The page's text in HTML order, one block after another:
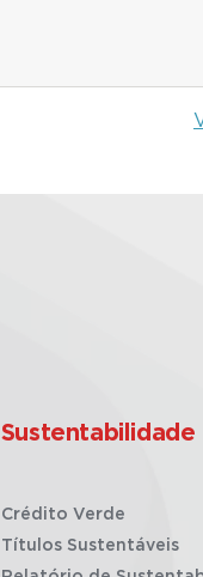
Sustentabilidade
Crédito Verde
Títulos Sustentáveis